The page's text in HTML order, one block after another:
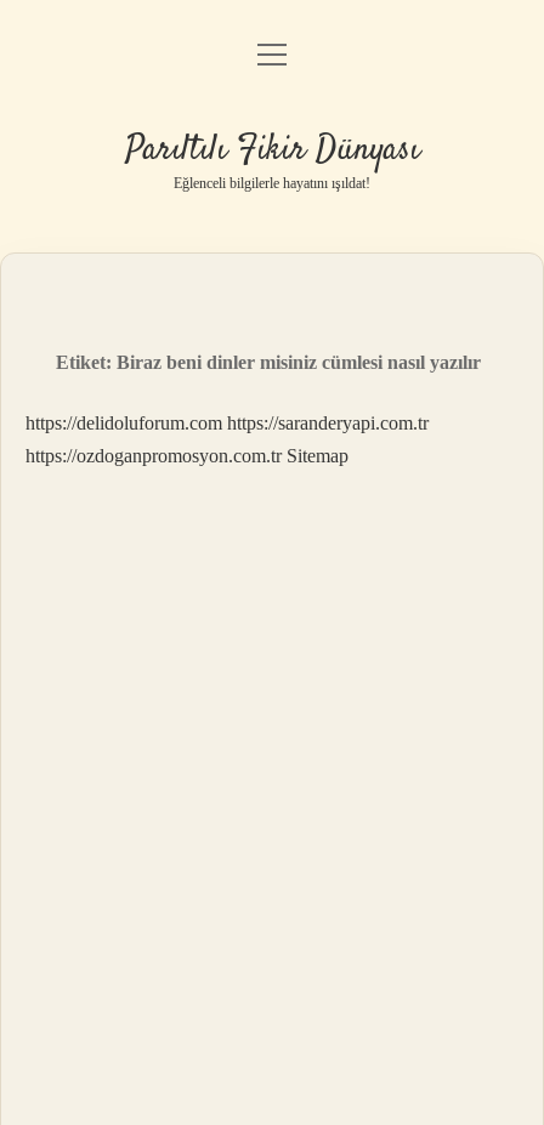
Anasayfa
Yasal Uyarı
menüyü
Parıltılı Fikir Dünyası
Eğlenceli bilgilerle hayatını ışıldat!
Etiket:Biraz beni dinler misiniz cümlesi nasıl yazılır
https://delidoluforum.com https://saranderyapi.com.tr
https://ozdoganpromosyon.com.tr Sitemap